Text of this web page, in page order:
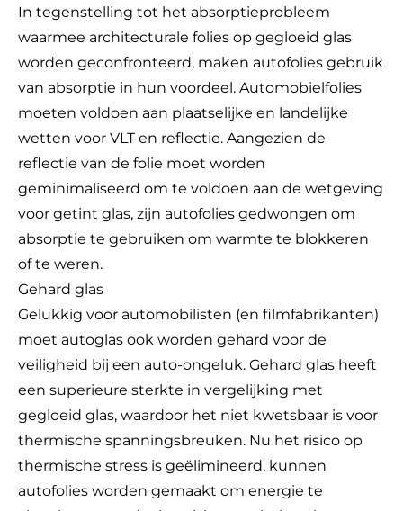
In tegenstelling tot het absorptieprobleem
waarmee architecturale folies op gegloeid glas
worden geconfronteerd, maken autofolies gebruik
van absorptie in hun voordeel. Automobielfolies
moeten voldoen aan plaatselijke en landelijke
wetten voor VLT en reflectie. Aangezien de
reflectie van de folie moet worden
geminimaliseerd om te voldoen aan de wetgeving
voor getint glas, zijn autofolies gedwongen om
absorptie te gebruiken om warmte te blokkeren
of te weren.
Gehard glas
Gelukkig voor automobilisten (en filmfabrikanten)
moet autoglas ook worden gehard voor de
veiligheid bij een auto-ongeluk. Gehard glas heeft
een superieure sterkte in vergelijking met
gegloeid glas, waardoor het niet kwetsbaar is voor
thermische spanningsbreuken. Nu het risico op
thermische stress is geëlimineerd, kunnen
autofolies worden gemaakt om energie te